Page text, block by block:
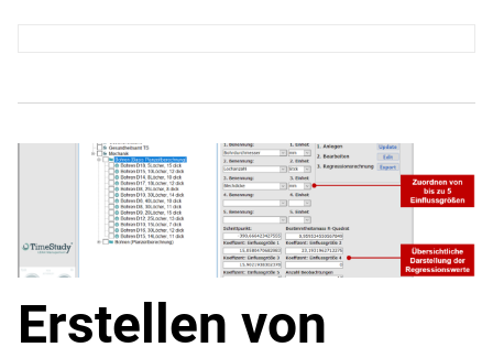
Erstellen von